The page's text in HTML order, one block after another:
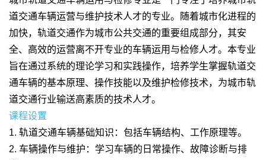
道交通车辆运营与维护技术人才的专业。随着城市化进程的
加快，轨道交通作为城市公共交通的重要组成部分，其安
全、高效的运营离不开专业的车辆运用与检修人才。本专业
旨在通过系统的理论学习和实践操作，培养学生掌握轨道交
通车辆的基本原理、操作技能以及维护检修技术，为城市轨
道交通行业输送高素质的技术人才。
课程设置
1. 轨道交通车辆基础知识：包括车辆结构、工作原理等。
2. 车辆操作与维护：学习车辆的日常操作、故障诊断与排